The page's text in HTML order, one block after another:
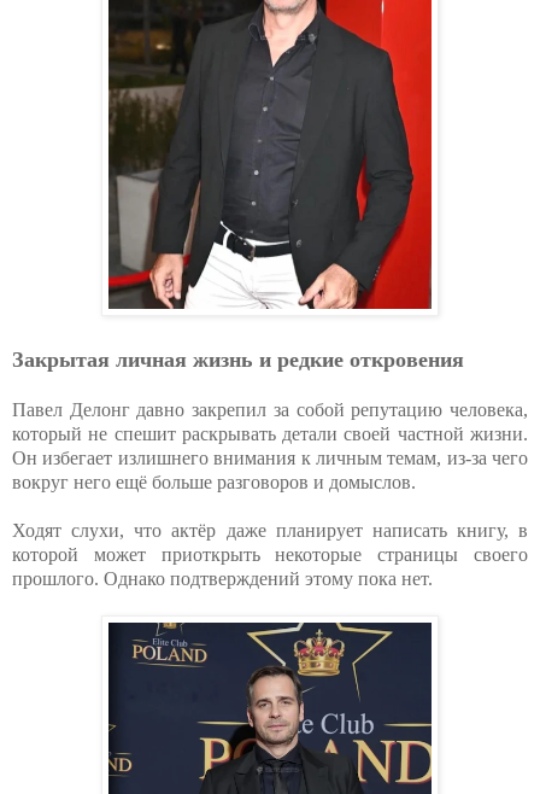
Закрытая личная жизнь и редкие откровения
Павел Делонг давно закрепил за собой репутацию человека,
который не спешит раскрывать детали своей частной жизни.
Он избегает излишнего внимания к личным темам, из-за чего
вокруг него ещё больше разговоров и домыслов.
Ходят слухи, что актёр даже планирует написать книгу, в
которой может приоткрыть некоторые страницы своего
прошлого. Однако подтверждений этому пока нет.